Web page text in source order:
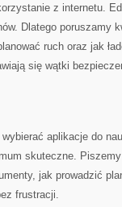
z internetu.
Dlatego poruszamy
ruch oraz jak
się wątki
aplikacje do
skuteczne.
jak prowadzić
frustracji.